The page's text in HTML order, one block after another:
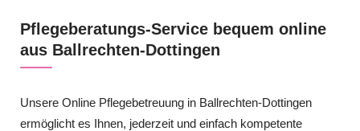
Pflegeberatungs-Service bequem online
aus Ballrechten-Dottingen
Unsere Online Pflegebetreuung in Ballrechten-Dottingen
ermöglicht es Ihnen, jederzeit und einfach kompetente